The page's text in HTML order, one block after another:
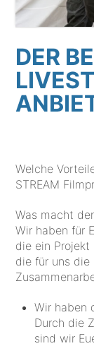
DER
Welche
STREAM
Was macht
Wir haben für
die ein Projekt
die für uns die
Wir haben
Durch die
sind wir